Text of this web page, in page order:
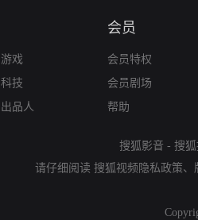
游戏
科技
出品人
会员
会员特权
会员剧场
帮助
搜狐影音 - 搜
请仔细阅读 搜狐视频隐私政策、